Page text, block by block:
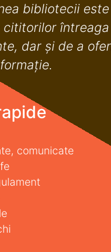
bibliotecii
cititorilor
dar şi de a
comunicate